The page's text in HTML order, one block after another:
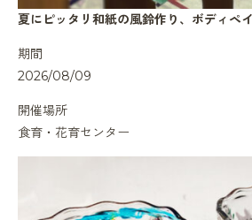
夏にピッタリ和紙の風鈴作り、ボディペ
期間
2026/08/09
開催場所
食育・花育センター